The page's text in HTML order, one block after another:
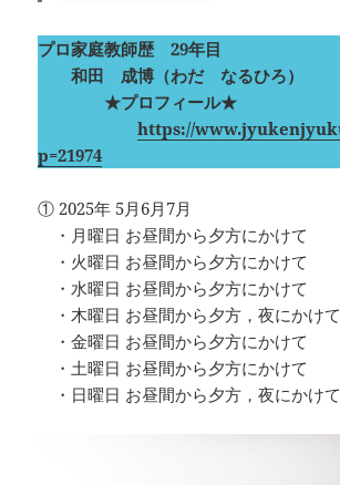
プロ家庭教師歴 29年目
和田 成博（わだ なるひろ）
★プロフィール★
https://
p=21974
① 2025年 5月6月7月
・月曜日 お昼間から夕方にかけて
・火曜日 お昼間から夕方にかけて
・水曜日 お昼間から夕方にかけて
・木曜日 お昼間から夕方，夜にかけて
・金曜日 お昼間から夕方にかけて
・土曜日 お昼間から夕方にかけて
・日曜日 お昼間から夕方，夜にかけて